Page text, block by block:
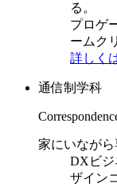
る。
プロゲ
ームク
詳しく
通信制学科
家にいなが
DXビジ
ザイン